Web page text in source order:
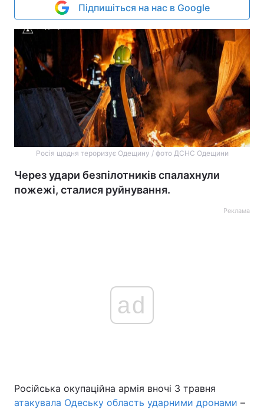
Підпишіться на нас в Google
Росія щодня тероризує Одещину / фото ДСНС Одещини
Через удари безпілотників спалахнули
пожежі, сталися руйнування.
Реклама
ad
Російська окупаційна армія вночі 3 травня
атакувала Одеську область ударними дронами –